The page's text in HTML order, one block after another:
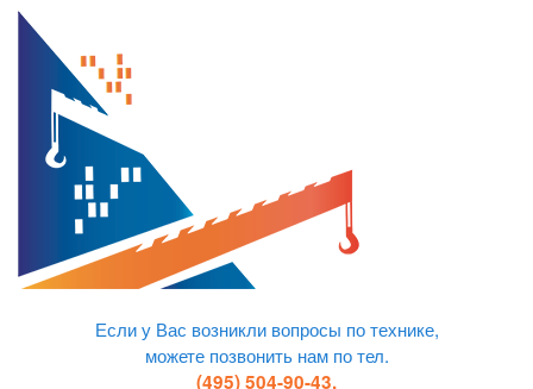
Если у Вас возникли вопросы по технике,
можете позвонить нам по тел.
(495) 504-90-43,